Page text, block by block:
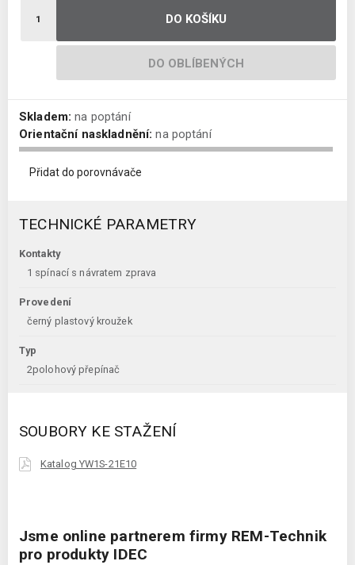
DO KOŠÍKU
DO OBLÍBENÝCH
Skladem: na poptání
Orientační naskladnění: na poptání
Přidat do porovnávače
TECHNICKÉ PARAMETRY
Kontakty
1 spínací s návratem zprava
Provedení
černý plastový kroužek
Typ
2polohový přepínač
SOUBORY KE STAŽENÍ
Katalog YW1S-21E10
Jsme online partnerem firmy REM-Technik
pro produkty IDEC